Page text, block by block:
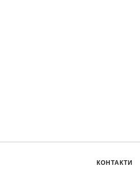
КОНТАКТИ